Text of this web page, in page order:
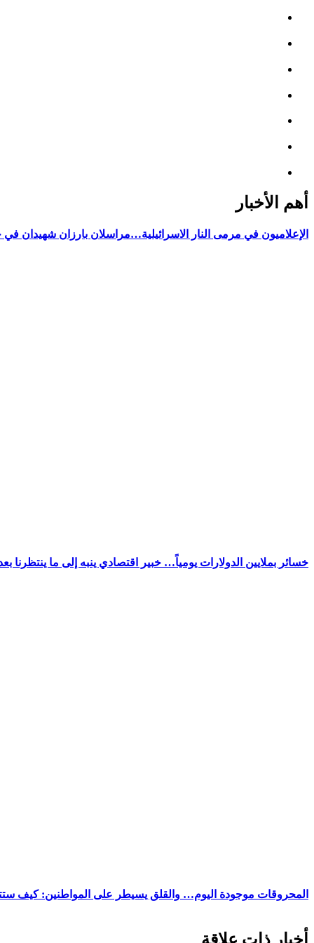
أهم الأخبار
الإعلاميون في مرمى النار الاسرائيلية…مراسلان بارزان شهيدان
خسائر بملايين الدولارات يومياً… خبير اقتصادي ينبه إلى ما ينتظرنا
المحروقات موجودة اليوم… والقلق يسيطر على المواطنين: كيف